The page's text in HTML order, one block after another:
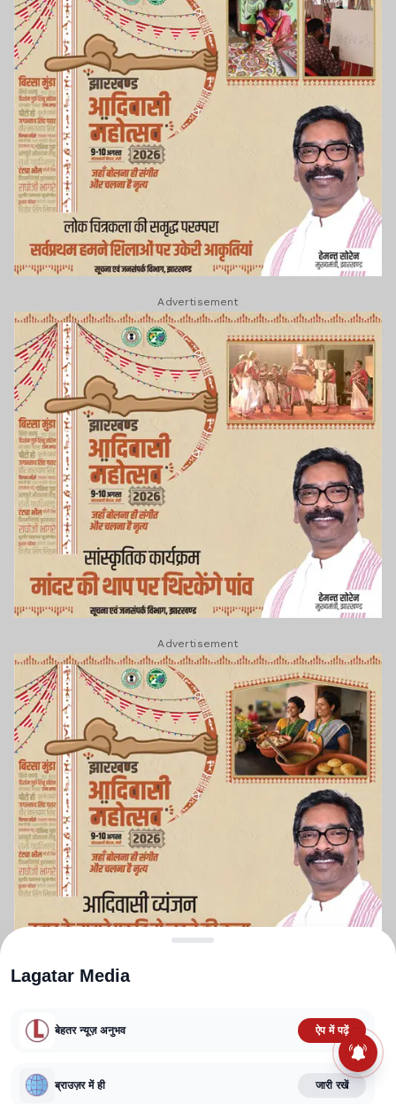
Advertisement
Advertisement
TERMS AND CONDITIONS
CORRECTIONS POLICY
FACT CHECKING POLICY
Lagatar Media
बेहतर न्यूज़ अनुभव ऐप में पढ़ें
ब्राउज़र में ही जारी रखें